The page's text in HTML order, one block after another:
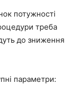
потужності
треба
до зниження
параметри: